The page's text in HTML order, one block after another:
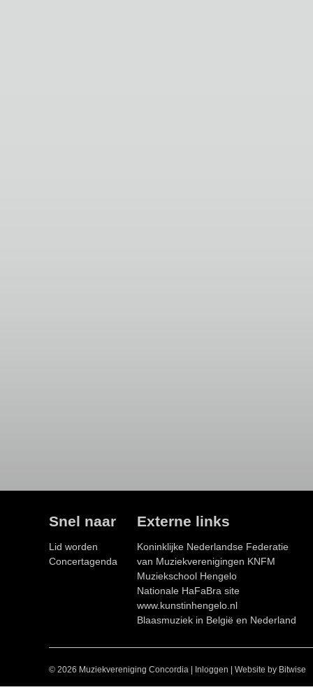
Snel naar
Lid worden
Concertagenda
Externe links
Koninklijke Nederlandse Federatie
van Muziekverenigingen KNFM
Muziekschool Hengelo
Nationale HaFaBra site
www.kunstinhengelo.nl
Blaasmuziek in België en Nederland
© 2026 Muziekvereniging Concordia Inloggen Website by Bitwise